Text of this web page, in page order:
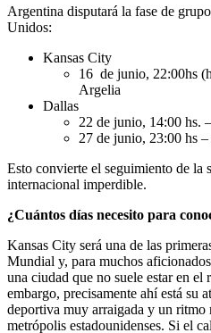
Argentina disputará la fase de
Unidos:
Kansas City
16 de junio, 22:00hs
Argelia
Dallas
22 de junio, 14:00 hs.
27 de junio, 23:00 hs
Esto convierte el seguimiento de la
internacional imperdible.
¿Cuántos días necesito para
Kansas City será una de las
Mundial y, para muchos
una ciudad que no suele estar en
embargo, precisamente ahí está su
deportiva muy arraigada y un ritmo
metrópolis estadounidenses. Si el